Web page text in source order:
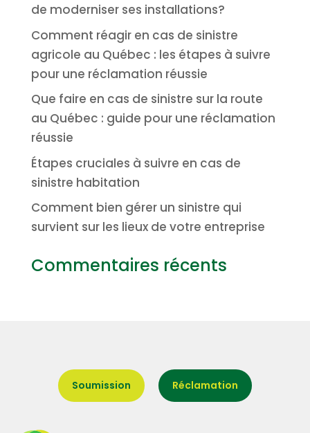
de moderniser ses installations?
Comment réagir en cas de sinistre
agricole au Québec : les étapes à suivre
pour une réclamation réussie
Que faire en cas de sinistre sur la route
au Québec : guide pour une réclamation
réussie
Étapes cruciales à suivre en cas de
sinistre habitation
Comment bien gérer un sinistre qui
survient sur les lieux de votre entreprise
Commentaires récents
Soumission Réclamation